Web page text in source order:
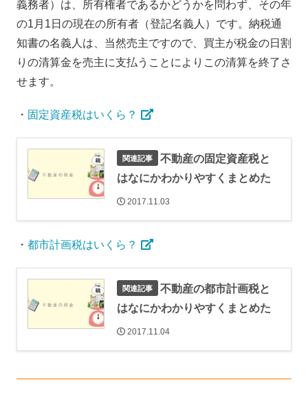
義務者）は、所有権者であるかどうかを問わず、その年
の1月1日の現在の所有者（登記名義人）です。納税通
知書の名義人は、当然売主ですので、買主が税金の日割
りの清算金を売主に支払うことによりこの清算を終了さ
せます。
・ 固定資産税はいくら？
不動産の固定資産税と
はなにかわかりやすくまとめた
2017.11.03
・ 都市計画税はいくら？
不動産の都市計画税と
はなにかわかりやすくまとめた
2017.11.04